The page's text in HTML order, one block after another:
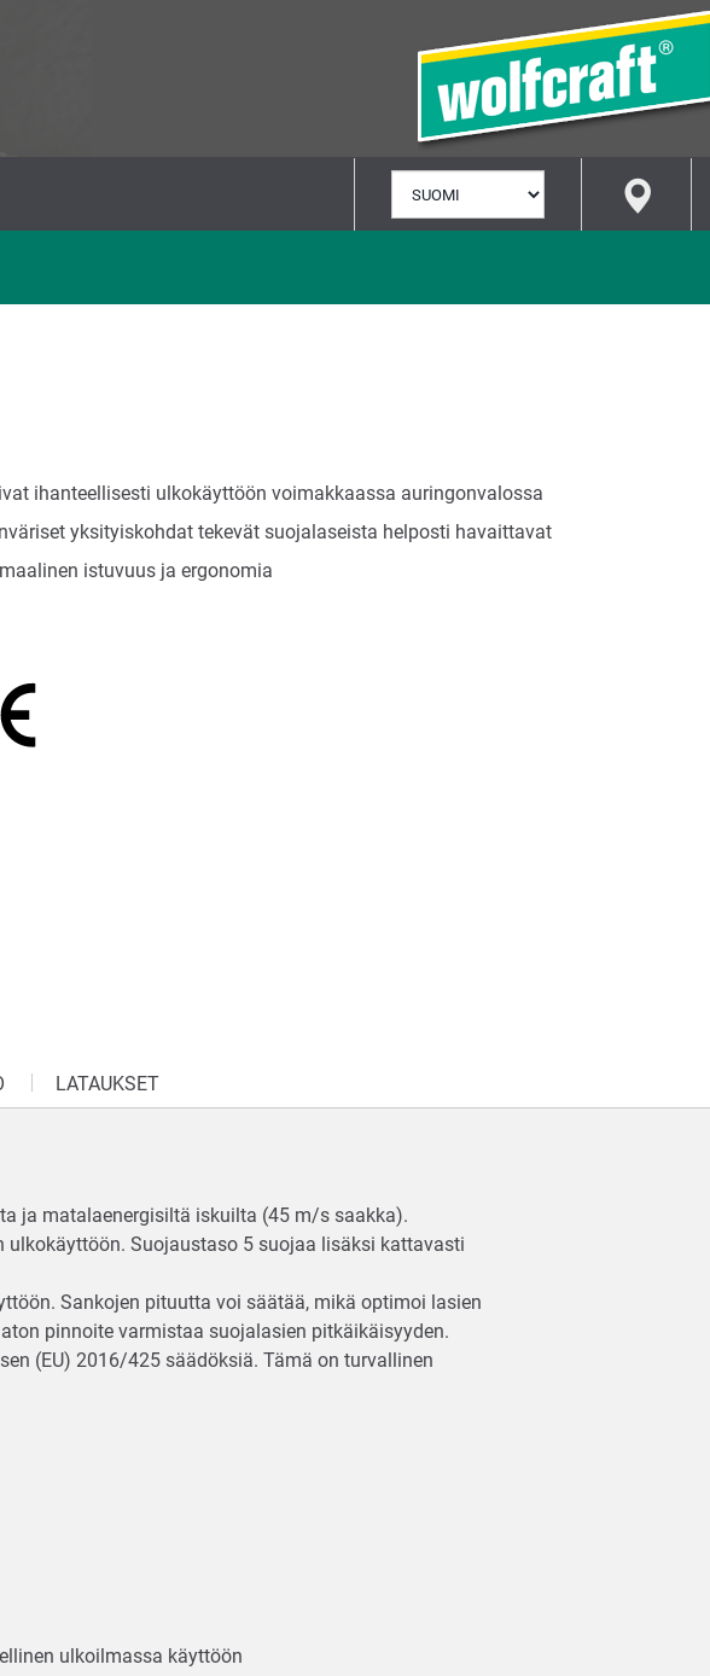
KIELI
ihanteellisesti ulkokäyttöön voimakkaassa auringonvalossa
yksityiskohdat tekevät suojalaseista helposti havaittavat
istuvuus ja ergonomia
LATAUKSET
ja matalaenergisiltä iskuilta (45 m/s saakka).
Suojaustaso 5 suojaa lisäksi kattavasti
Sankojen pituutta voi säätää, mikä optimoi lasien
pinnoite varmistaa suojalasien pitkäikäisyyden.
(EU) 2016/425 säädöksiä. Tämä on turvallinen
ulkoilmassa käyttöön